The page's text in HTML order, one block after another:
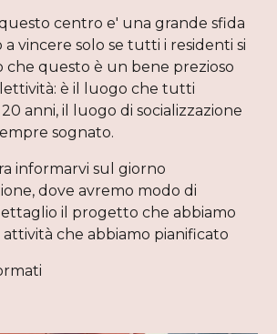
centro e' una grande sfida
vincere solo se tutti i residenti si
che questo è un bene prezioso
è il luogo che tutti
anni, il luogo di socializzazione
sognato.
informarvi sul giorno
dove avremo modo di
il progetto che abbiamo
che abbiamo pianificato